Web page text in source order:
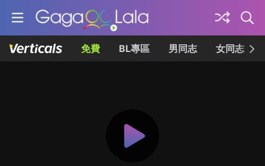
免費 BL專區 男同志 女同志